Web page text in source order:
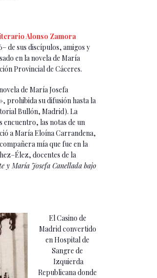
Alonso Zamora
de sus discípulos, amigos y
en la novela de María
Provincial de Cáceres.
de María Josefa
prohibida su difusión hasta la
Bullón, Madrid). La
encuentro, las notas de un
a María Eloína Carrandena,
mía que fue en la
docentes de la
y María Josefa Canellada bajo
El Casino de
Madrid convertido
en Hospital de
Sangre de
Izquierda
Republicana donde